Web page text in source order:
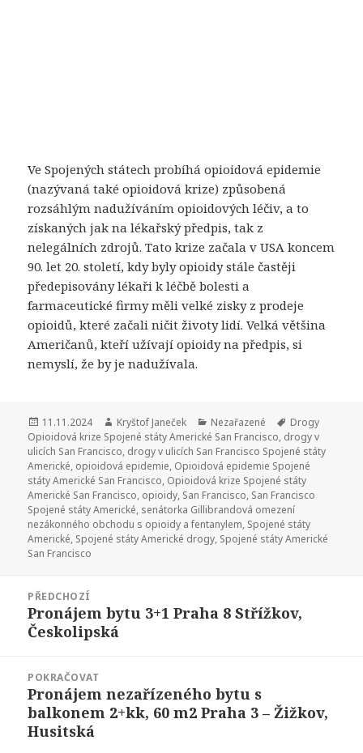
Ve Spojených státech probíhá opioidová epidemie
(nazývaná také opioidová krize) způsobená
rozsáhlým nadužíváním opioidových léčiv, a to
získaných jak na lékařský předpis, tak z
nelegálních zdrojů. Tato krize začala v USA koncem
90. let 20. století, kdy byly opioidy stále častěji
předepisovány lékaři k léčbě bolesti a
farmaceutické firmy měli velké zisky z prodeje
opioidů, které začali ničit životy lidí. Velká většina
Američanů, kteří užívají opioidy na předpis, si
nemyslí, že by je nadužívala.
Publikováno:
11.11.2024 Autor:
Kryštof Janeček Rubriky:
Nezařazené Štítky:
Drogy
Opioidová krize Spojené státy Americké San Francisco, drogy v
ulicích San Francisco, drogy v ulicích San Francisco Spojené státy
Americké, opioidová epidemie, Opioidová epidemie Spojené
státy Americké San Francisco, Opioidová krize Spojené státy
Americké San Francisco, opioidy, San Francisco, San Francisco
Spojené státy Americké, senátorka Gillibrandová omezení
nezákonného obchodu s opioidy a fentanylem, Spojené státy
Americké, Spojené státy Americké drogy, Spojené státy Americké
San Francisco
příspěvek
PŘEDCHOZÍ
Předchozí
příspěvek:
Pronájem bytu 3+1 Praha 8 Střížkov,
Českolipská
POKRAČOVAT
Následující
příspěvek:
Pronájem nezařízeného bytu s
balkonem 2+kk, 60 m2 Praha 3 – Žižkov,
Husitská